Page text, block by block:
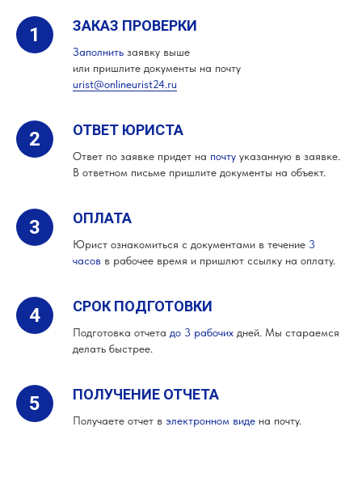
ЗАКАЗ ПРОВЕРКИ
Заполнить заявку выше
или пришлите документы на почту
urist@onlineurist24.ru
ОТВЕТ ЮРИСТА
Ответ по заявке придет на почту указанную в заявке.
В ответном письме пришлите документы на объект.
ОПЛАТА
Юрист ознакомиться с документами в течение 3
часов в рабочее время и пришлют ссылку на оплату.
СРОК ПОДГОТОВКИ
Подготовка отчета до 3 рабочих дней. Мы стараемся
делать быстрее.
ПОЛУЧЕНИЕ ОТЧЕТА
Получаете отчет в электронном виде на почту.